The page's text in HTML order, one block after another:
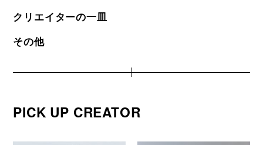
クリエイターの一皿
その他
PICK UP CREATOR